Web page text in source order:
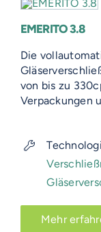
EMERITO 3.8
Die
von bis zu
Verpackungen
Mehr